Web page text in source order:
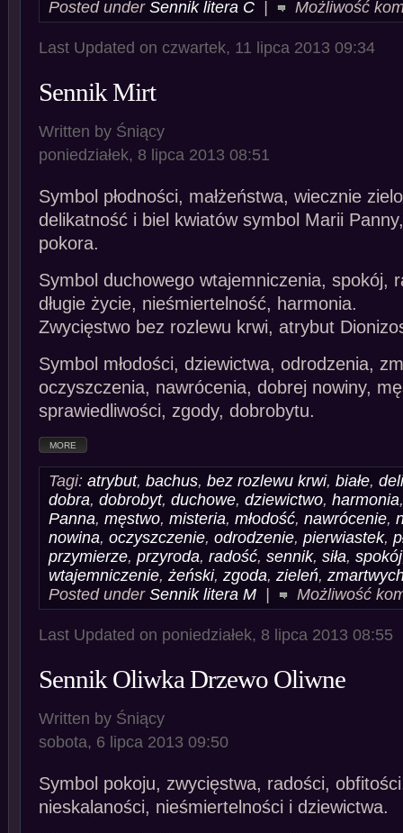
Posted under Sennik litera C Możliwość
Last Updated on czwartek, 11 lipca 2013 09:34
Sennik Mirt
Written by Śniący
poniedziałek, 8 lipca 2013 08:51
Symbol płodności, małżeństwa, wiecznie
delikatność i biel kwiatów symbol Marii
pokora.
Symbol duchowego wtajemniczenia, spokój,
długie życie, nieśmiertelność, harmonia.
Zwycięstwo bez rozlewu krwi, atrybut
Symbol młodości, dziewictwa, odrodzenia,
oczyszczenia, nawrócenia, dobrej nowiny,
sprawiedliwości, zgody, dobrobytu.
MORE
Tagi: atrybut, bachus, bez rozlewu krwi, białe,
dobra, dobrobyt, duchowe, dziewictwo, harmonia
Panna, męstwo, misteria, młodość, nawrócenie,
nowina, oczyszczenie, odrodzenie, pierwiastek,
przymierze, przyroda, radość, sennik, siła, spokój
wtajemniczenie, żeński, zgoda, zieleń,
Posted under Sennik litera M Możliwość
Last Updated on poniedziałek, 8 lipca 2013 08:55
Sennik Oliwka Drzewo Oliwne
Written by Śniący
sobota, 6 lipca 2013 09:50
Symbol pokoju, zwycięstwa, radości,
nieskalaności, nieśmiertelności i dziewictwa.